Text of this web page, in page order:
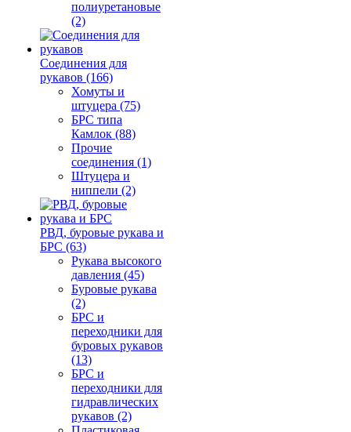
полиуретановые
(2)
Соединения для
рукавов (166)
Хомуты и
штуцера (75)
БРС типа
Камлок (88)
Прочие
соединения (1)
Штуцера и
ниппели (2)
РВД, буровые рукава и
БРС (63)
Рукава высокого
давления (45)
Буровые рукава
(2)
БРС и
переходники для
буровых рукавов
(13)
БРС и
переходники для
гидравлических
рукавов (2)